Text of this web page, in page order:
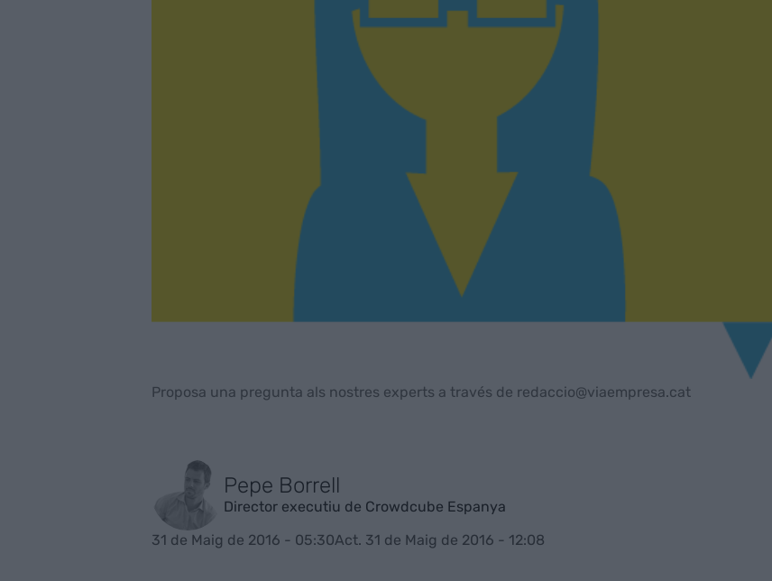
Proposa una pregunta als nostres experts a través de redaccio@viaempresa.cat
Pepe Borrell
Director executiu de Crowdcube Espanya
31 de Maig de 2016 - 05:30Act. 31 de Maig de 2016 - 12:08